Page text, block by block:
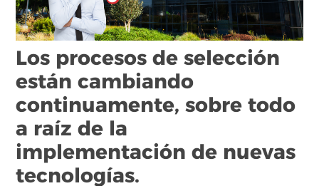
Los procesos de selección
están cambiando
continuamente, sobre todo
a raíz de la
implementación de nuevas
tecnologías.